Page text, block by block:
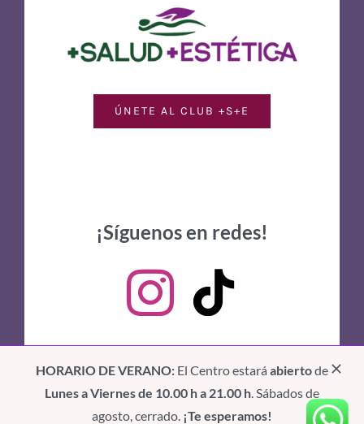
ÚNETE AL CLUB +S+E
¡Síguenos en redes!
Términos de uso|Privacidad| Cookies
HORARIO DE VERANO: El Centro estará abiertode
Lunes a Viernes de 10.00 h a 21.00 h. Sábados de
agosto, cerrado. ¡Te esperamos!